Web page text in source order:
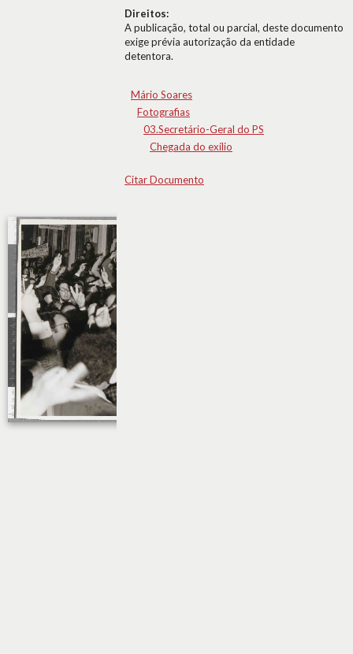
Direitos:
A publicação, total ou parcial, deste documento
exige prévia autorização da entidade
detentora.
Mário Soares
Fotografias
03.Secretário-Geral do PS
Chegada do exílio
Citar Documento